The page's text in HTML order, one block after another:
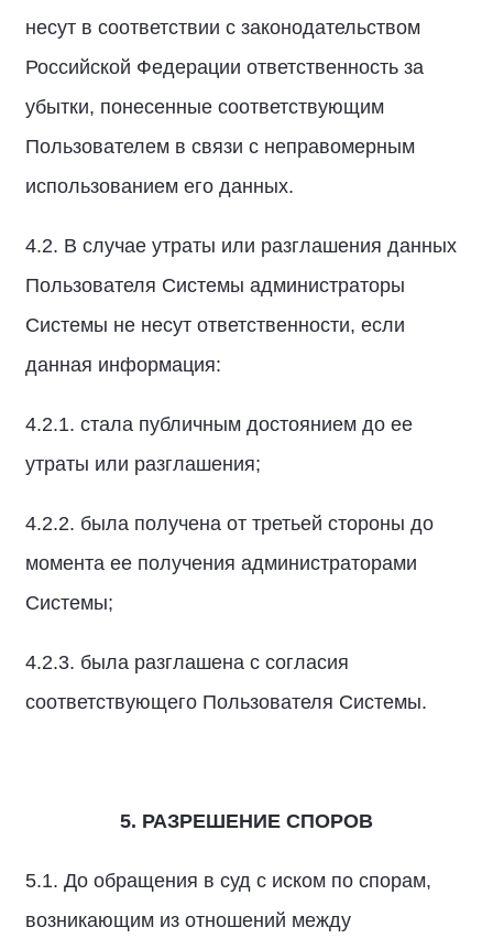
несут в соответствии с законодательством
Российской Федерации ответственность за
убытки, понесенные соответствующим
Пользователем в связи с неправомерным
использованием его данных.
4.2. В случае утраты или разглашения данных
Пользователя Системы администраторы
Системы не несут ответственности, если
данная информация:
4.2.1. стала публичным достоянием до ее
утраты или разглашения;
4.2.2. была получена от третьей стороны до
момента ее получения администраторами
Системы;
4.2.3. была разглашена с согласия
соответствующего Пользователя Системы.
5. РАЗРЕШЕНИЕ СПОРОВ
5.1. До обращения в суд с иском по спорам,
возникающим из отношений между